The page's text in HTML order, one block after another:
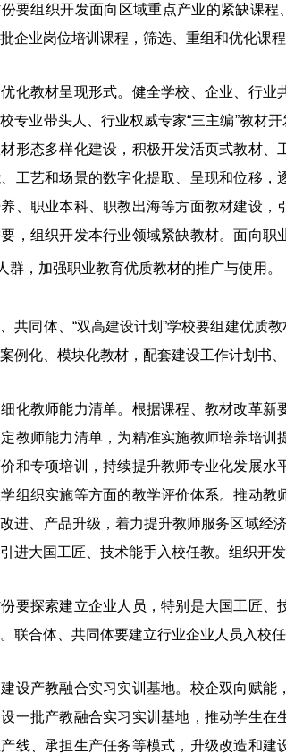
组织开发面向区域重点产业的紧缺课程
企业岗位培训课程，筛选、重组和优化课
教材呈现形式。健全学校、企业、行业
专业带头人、行业权威专家“三主编”教材
形态多样化建设，积极开发活页式教材
工艺和场景的数字化提取、呈现和位移
、职业本科、职教出海等方面教材建设
，组织开发本行业领域紧缺教材。面向
群，加强职业教育优质教材的推广与使用。
同体、“双高建设计划”学校要组建优质教
例化、模块化教材，配套建设工作计划书
教师能力清单。根据课程、教材改革新
教师能力清单，为精准实施教师培养培
和专项培训，持续提升教师专业化发展
组织实施等方面的教学评价体系。推动
进、产品升级，着力提升教师服务区域经
进大国工匠、技术能手入校任教。组织开
探索建立企业人员，特别是大国工匠、
联合体、共同体要建立行业企业人员入校
产教融合实习实训基地。校企双向赋能
一批产教融合实习实训基地，推动学生
线、承担生产任务等模式，升级改造和